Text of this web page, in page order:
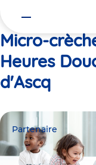
Micro-
Heures
d'Ascq
Partenaire